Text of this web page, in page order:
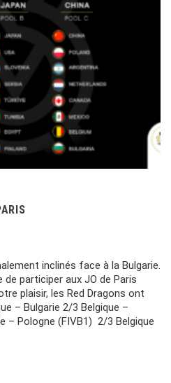
inclinés face à la Bulgarie.
participer aux JO de Paris
plaisir, les Red Dragons ont
– Bulgarie 2/3 Belgique –
– Pologne (FIVB1) 2/3 Belgique